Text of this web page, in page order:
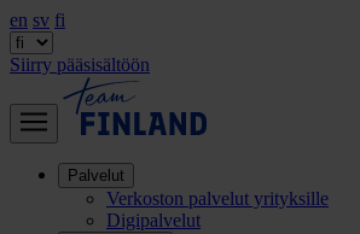
en sv fi
Siirry pääsisältöön
Palvelut
Verkoston palvelut yrityksille
Digipalvelut